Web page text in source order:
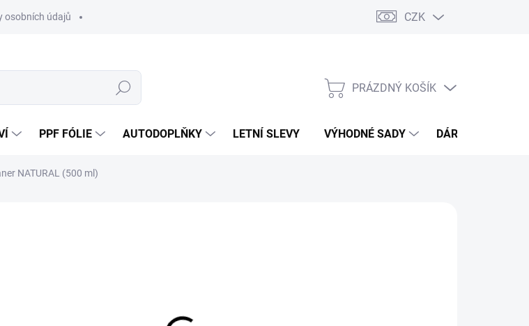
osobních údajů CZK
Hledat
NÁKUPNÍ
PRÁZDNÝ KOŠÍK
PPF FÓLIE AUTODOPLŇKY LETNÍ SLEVY VÝHODNÉ SADY DÁRKOVÝ
NATURAL (500 ml)